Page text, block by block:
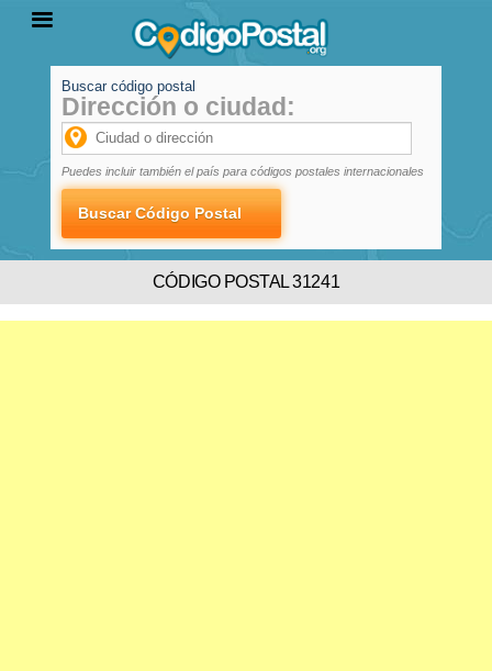
PROVINCIAS
LOCALIDADES
Buscar código postal
Dirección o ciudad:
Puedes incluir también el país para códigos postales internacionales
CÓDIGO POSTAL 31241